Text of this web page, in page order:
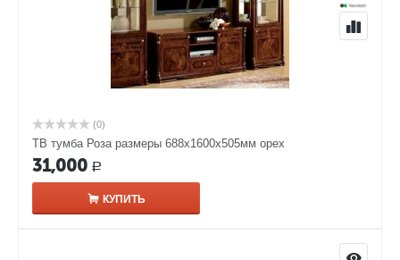
(0)
ТВ тумба Роза размеры 688x1600x505мм орех
31,000 Р
КУПИТЬ